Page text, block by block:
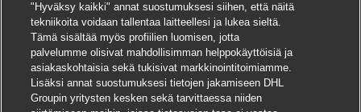
"Hyväksy kaikki" annat suostumuksesi siihen, että näitä
tekniikoita voidaan tallentaa laitteellesi ja lukea sieltä.
Tämä sisältää myös profiilien luomisen, jotta
palvelumme olisivat mahdollisimman helppokäyttöisiä ja
asiakaskohtaisia sekä tukisivat markkinointitoimiamme.
Lisäksi annat suostumuksesi tietojen jakamiseen DHL
Groupin yritysten kesken sekä tarvittaessa niiden